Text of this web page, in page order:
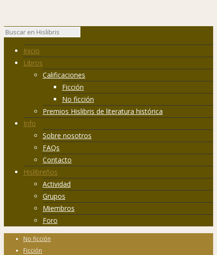
Inicio
Libros
Calificaciones
Ficción
No ficción
Premios Hislibris de literatura histórica
Info
Sobre nosotros
FAQs
Contacto
Hislibreños
Actividad
Grupos
Miembros
Foro
No ficción
Ficción